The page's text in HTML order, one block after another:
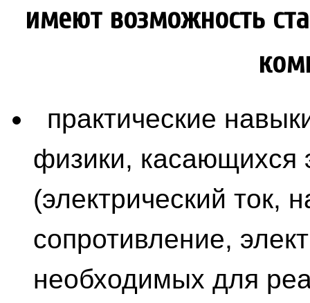
имеют возможность
практические
физики, касающихся
(электрический ток,
сопротивление,
необходимых для